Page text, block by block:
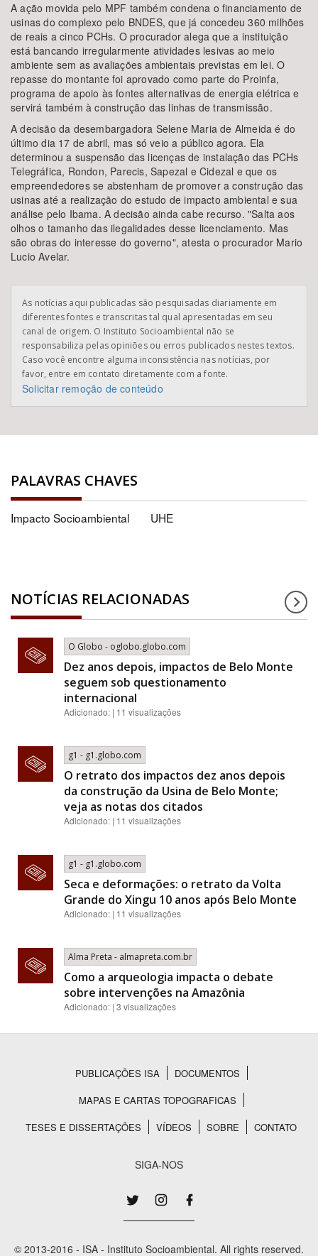
A ação movida pelo MPF também condena o financiamento de
usinas do complexo pelo BNDES, que já concedeu 360 milhões
de reais a cinco PCHs. O procurador alega que a instituição
está bancando irregularmente atividades lesivas ao meio
ambiente sem as avaliações ambientais previstas em lei. O
repasse do montante foi aprovado como parte do Proinfa,
programa de apoio às fontes alternativas de energia elétrica e
servirá também à construção das linhas de transmissão.
A decisão da desembargadora Selene Maria de Almeida é do
último dia 17 de abril, mas só veio a público agora. Ela
determinou a suspensão das licenças de instalação das PCHs
Telegráfica, Rondon, Parecis, Sapezal e Cidezal e que os
empreendedores se abstenham de promover a construção das
usinas até a realização do estudo de impacto ambiental e sua
análise pelo Ibama. A decisão ainda cabe recurso. "Salta aos
olhos o tamanho das ilegalidades desse licenciamento. Mas
são obras do interesse do governo", atesta o procurador Mario
Lucio Avelar.
As notícias aqui publicadas são pesquisadas diariamente em
diferentes fontes e transcritas tal qual apresentadas em seu
canal de origem. O Instituto Socioambiental não se
responsabiliza pelas opiniões ou erros publicados nestes textos.
Caso você encontre alguma inconsistência nas notícias, por
favor, entre em contato diretamente com a fonte.
Solicitar remoção de conteúdo
PALAVRAS CHAVES
Impacto Socioambiental UHE
NOTÍCIAS RELACIONADAS
O Globo - oglobo.globo.com
Dez anos depois, impactos de Belo Monte
seguem sob questionamento
internacional
Adicionado: | 11 visualizações
g1 - g1.globo.com
O retrato dos impactos dez anos depois
da construção da Usina de Belo Monte;
veja as notas dos citados
Adicionado: | 11 visualizações
g1 - g1.globo.com
Seca e deformações: o retrato da Volta
Grande do Xingu 10 anos após Belo Monte
Adicionado: | 11 visualizações
Alma Preta - almapreta.com.br
Como a arqueologia impacta o debate
sobre intervenções na Amazônia
Adicionado: | 3 visualizações
Rodapé
PUBLICAÇÕES ISA
DOCUMENTOS
MAPAS E CARTAS TOPOGRAFICAS
TESES E DISSERTAÇÕES
VÍDEOS SOBRE CONTATO
SIGA-NOS
© 2013-2016 - ISA - Instituto Socioambiental. All rights reserved.